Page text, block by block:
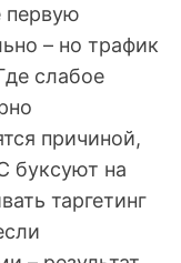
первую
– но трафик
слабое
причиной,
буксуют на
таргетинг